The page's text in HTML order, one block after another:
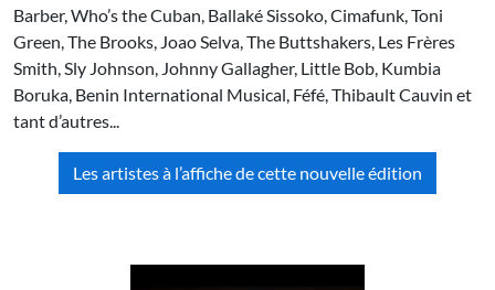
Barber, Who’s the Cuban, Ballaké Sissoko, Cimafunk, Toni
Green, The Brooks, Joao Selva, The Buttshakers, Les Frères
Smith, Sly Johnson, Johnny Gallagher, Little Bob, Kumbia
Boruka, Benin International Musical, Féfé, Thibault Cauvin et
tant d’autres...
Les artistes à l’affiche de cette nouvelle édition